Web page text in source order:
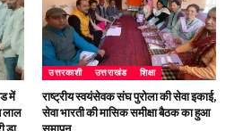
में
लाल
उत्तरकाशी उत्तराखंड शिक्षा
राष्ट्रीय स्वयंसेवक संघ पुरोला की सेवा इकाई,
सेवा भारती की मासिक समीक्षा बैठक का हुआ